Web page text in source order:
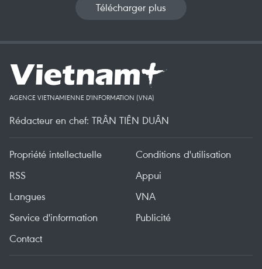
Télécharger plus
AGENCE VIETNAMIENNE D'INFORMATION (VNA)
Rédacteur en chef: TRÂN TIÊN DUÂN
Propriété intellectuelle
Conditions d'utilisation
RSS
Appui
Langues
VNA
Service d'information
Publicité
Contact